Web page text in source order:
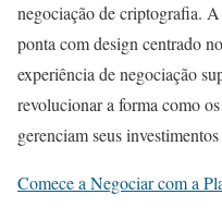
negociação de criptografia.
ponta com design centrado
experiência de negociação
revolucionar a forma como
gerenciam seus
Comece a Negociar com a